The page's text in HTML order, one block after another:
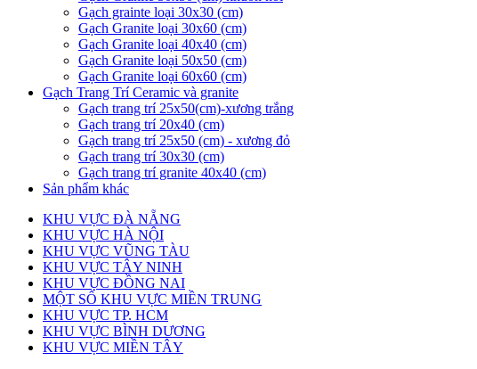
Gạch grainte loại 30x30 (cm)
Gạch Granite loại 30x60 (cm)
Gạch Granite loại 40x40 (cm)
Gạch Granite loại 50x50 (cm)
Gạch Granite loại 60x60 (cm)
Gạch Trang Trí Ceramic và granite
Gạch trang trí 25x50(cm)-xương trắng
Gạch trang trí 20x40 (cm)
Gạch trang trí 25x50 (cm) - xương đỏ
Gạch trang trí 30x30 (cm)
Gạch trang trí granite 40x40 (cm)
Sản phẩm khác
KHU VỰC ĐÀ NẴNG
KHU VỰC HÀ NỘI
KHU VỰC VŨNG TÀU
KHU VỰC TÂY NINH
KHU VỰC ĐỒNG NAI
MỘT SỐ KHU VỰC MIỀN TRUNG
KHU VỰC TP. HCM
KHU VỰC BÌNH DƯƠNG
KHU VỰC MIỀN TÂY